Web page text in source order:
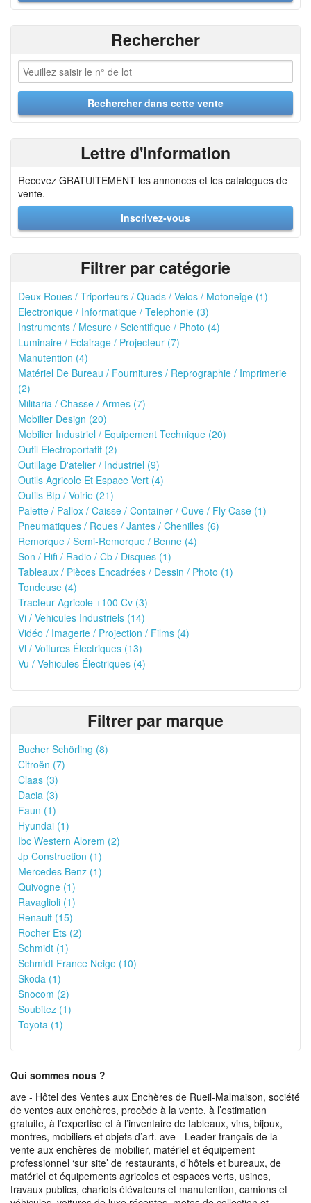
Rechercher
Lettre d'information
Recevez GRATUITEMENT les annonces et les catalogues de
vente.
Inscrivez-vous
Filtrer par catégorie
Deux Roues / Triporteurs / Quads / Vélos / Motoneige (1)
Electronique / Informatique / Telephonie (3)
Instruments / Mesure / Scientifique / Photo (4)
Luminaire / Eclairage / Projecteur (7)
Manutention (4)
Matériel De Bureau / Fournitures / Reprographie / Imprimerie
(2)
Militaria / Chasse / Armes (7)
Mobilier Design (20)
Mobilier Industriel / Equipement Technique (20)
Outil Electroportatif (2)
Outillage D'atelier / Industriel (9)
Outils Agricole Et Espace Vert (4)
Outils Btp / Voirie (21)
Palette / Pallox / Caisse / Container / Cuve / Fly Case (1)
Pneumatiques / Roues / Jantes / Chenilles (6)
Remorque / Semi-Remorque / Benne (4)
Son / Hifi / Radio / Cb / Disques (1)
Tableaux / Pièces Encadrées / Dessin / Photo (1)
Tondeuse (4)
Tracteur Agricole +100 Cv (3)
Vi / Vehicules Industriels (14)
Vidéo / Imagerie / Projection / Films (4)
Vl / Voitures Électriques (13)
Vu / Vehicules Électriques (4)
Filtrer par marque
Bucher Schörling (8)
Citroën (7)
Claas (3)
Dacia (3)
Faun (1)
Hyundai (1)
Ibc Western Alorem (2)
Jp Construction (1)
Mercedes Benz (1)
Quivogne (1)
Ravaglioli (1)
Renault (15)
Rocher Ets (2)
Schmidt (1)
Schmidt France Neige (10)
Skoda (1)
Snocom (2)
Soubitez (1)
Toyota (1)
Qui sommes nous ?
ave - Hôtel des Ventes aux Enchères de Rueil-Malmaison, société
de ventes aux enchères, procède à la vente, à l’estimation
gratuite, à l’expertise et à l’inventaire de tableaux, vins, bijoux,
montres, mobiliers et objets d’art. ave - Leader français de la
vente aux enchères de mobilier, matériel et équipement
professionnel ‘sur site’ de restaurants, d’hôtels et bureaux, de
matériel et équipements agricoles et espaces verts, usines,
travaux publics, chariots élévateurs et manutention, camions et